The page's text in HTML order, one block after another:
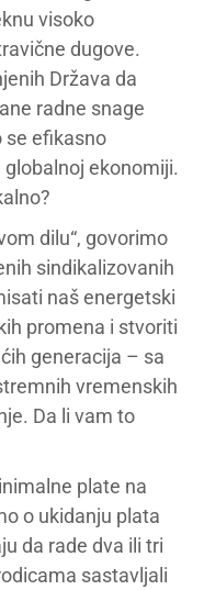
visoko
dugove.
Država da
radne snage
se efikasno
ekonomiji.
dilu“, govorimo
sindikalizovanih
naš energetski
promena i stvoriti
generacija – sa
vremenskih
Da li vam to
plate na
o ukidanju plata
da rade dva ili tri
sastavljali